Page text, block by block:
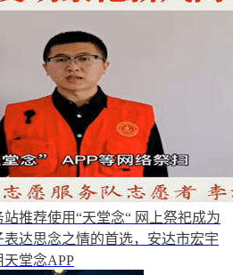
推荐使用“天堂念“ 网上祭祀成为
达思念之情的首选，安达市宏宇
堂念APP